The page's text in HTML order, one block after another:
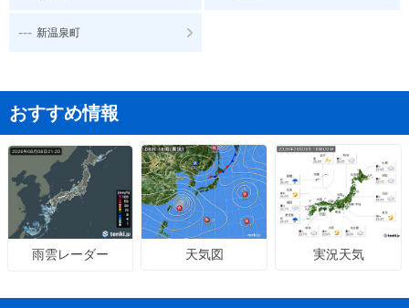
--- 新温泉町
おすすめ情報
雨雲レーダー 天気図 実況天気